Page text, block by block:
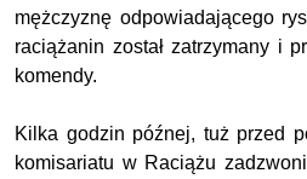
mężczyznę odpowiadającego
raciążanin został zatrzymany i
komendy.
Kilka godzin późnej, tuż przed
komisariatu w Raciążu